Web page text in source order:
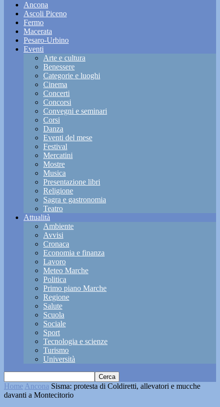
Ancona
Ascoli Piceno
Fermo
Macerata
Pesaro-Urbino
Eventi
Arte e cultura
Benessere
Categorie e luoghi
Cinema
Concerti
Concorsi
Convegni e seminari
Corsi
Danza
Eventi del mese
Festival
Mercatini
Mostre
Musica
Presentazione libri
Religione
Sagra e gastronomia
Teatro
Attualità
Ambiente
Avvisi
Cronaca
Economia e finanza
Lavoro
Meteo Marche
Politica
Primo piano Marche
Regione
Salute
Scuola
Sociale
Sport
Tecnologia e scienze
Turismo
Università
Home Ancona Sisma: protesta di Coldiretti, allevatori e mucche
davanti a Montecitorio